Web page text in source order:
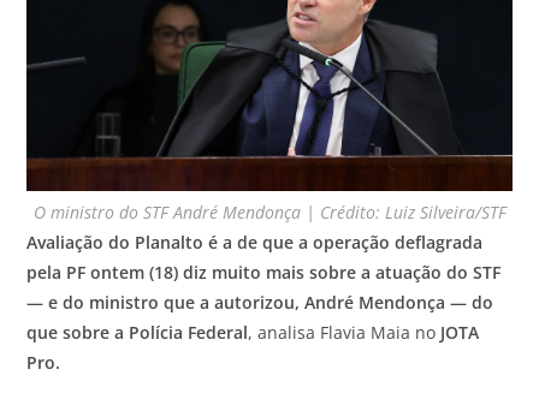
O ministro do STF André Mendonça | Crédito: Luiz Silveira/STF
Avaliação do Planalto é a de que a operação deflagrada
pela PF ontem (18) diz muito mais sobre a atuação do STF
— e do ministro que a autorizou, André Mendonça — do
que sobre a Polícia Federal, analisa Flavia Maia no JOTA
Pro.